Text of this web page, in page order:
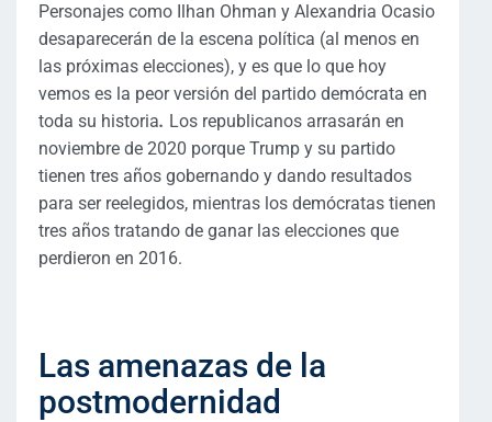
Personajes como Ilhan Ohman y Alexandria Ocasio
desaparecerán de la escena política (al menos en
las próximas elecciones), y es que lo que hoy
vemos es la peor versión del partido demócrata en
toda su historia. Los republicanos arrasarán en
noviembre de 2020 porque Trump y su partido
tienen tres años gobernando y dando resultados
para ser reelegidos, mientras los demócratas tienen
tres años tratando de ganar las elecciones que
perdieron en 2016.
Las amenazas de la
postmodernidad